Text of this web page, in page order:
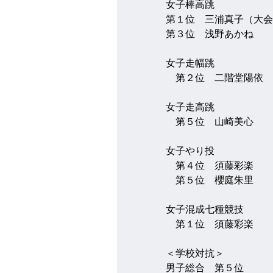
女子棒高跳
第１位　三浦真子（大
第３位　浅野あかね
女子走幅跳
第２位　二階堂陽依
女子走高跳
第５位　山崎美心
女子やり投
第４位　須藤彩楽
第５位　櫻庭朱里
女子混成七種競技
第１位　須藤彩楽
＜学校対抗＞
男子総合　第５位